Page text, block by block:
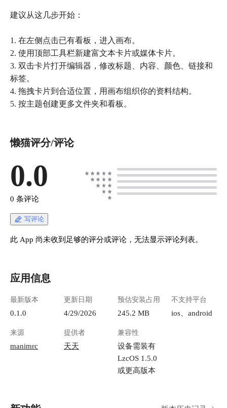
建议从这几步开始：
1. 在左侧点击已有看板，进入画布。
2. 使用顶部工具栏新建富文本卡片或媒体卡片。
3. 双击卡片打开编辑器，修改标题、内容、颜色、链接和
标签。
4. 拖拽卡片到合适位置，用画布组织你的资料结构。
5. 按主题创建更多文件夹和看板。
懒猫评分/评论
0.0
0 条评论
写评论
此 App 尚未收到足够的评分或评论，无法显示评论列表。
应用信息
最新版本
0.1.0
更新日期
4/29/2026
预估安装占用
245.2 MB
不支持平台
ios、android
来源
manimrc
提供者
天天
兼容性
设备需装有
LzcOS 1.5.0
或更高版本